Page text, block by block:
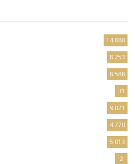
14.880
8.253
8.588
31
9.021
4.770
5.013
2